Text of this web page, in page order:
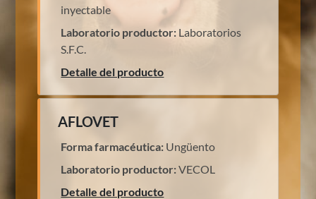
inyectable
Laboratorio productor: Laboratorios
S.F.C.
Detalle del producto
AFLOVET
Forma farmacéutica: Ungüento
Laboratorio productor:VECOL
Detalle del producto